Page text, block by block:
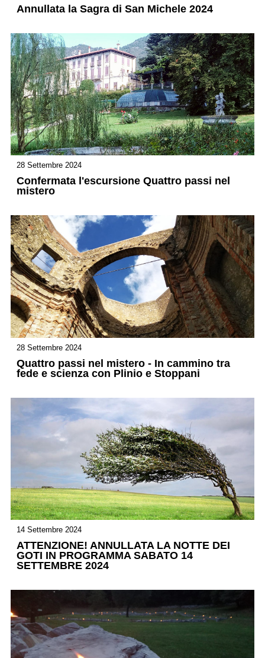
Annullata la Sagra di San Michele 2024
28 Settembre 2024
Confermata l'escursione Quattro passi nel
mistero
28 Settembre 2024
Quattro passi nel mistero - In cammino tra
fede e scienza con Plinio e Stoppani
14 Settembre 2024
ATTENZIONE! ANNULLATA LA NOTTE DEI
GOTI IN PROGRAMMA SABATO 14
SETTEMBRE 2024